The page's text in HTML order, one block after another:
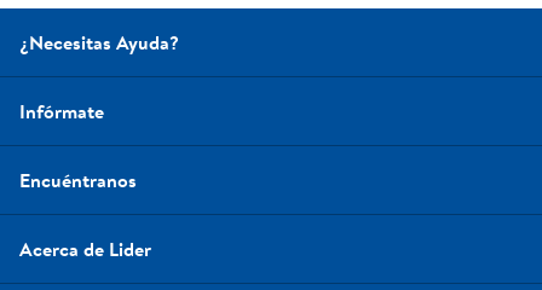
¿Necesitas Ayuda?
Infórmate
Encuéntranos
Acerca de Lider